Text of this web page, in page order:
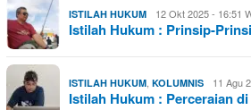
ISTILAH HUKUM 12 Okt 2025 - 16:51
Istilah Hukum : Prinsip-
ISTILAH HUKUM, KOLUMNIS 11 Agu
Istilah Hukum : Perceraian